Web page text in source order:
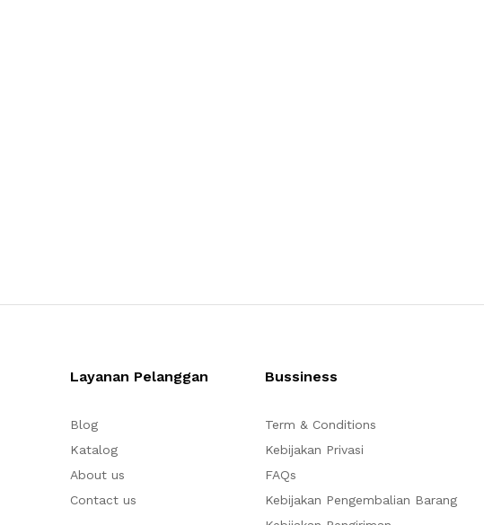
Layanan Pelanggan
Blog
Katalog
About us
Contact us
Bussiness
Term & Conditions
Kebijakan Privasi
FAQs
Kebijakan Pengembalian Barang